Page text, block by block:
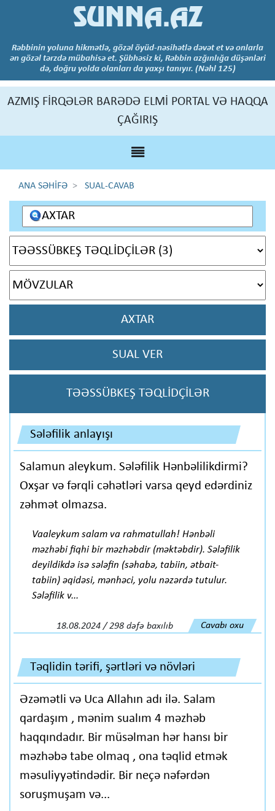
SUNNA.AZ
Rəbbinin yoluna hikmətlə, gözəl öyüd-nəsihətlə dəvət et və onlarla
ən gözəl tərzdə mübahisə et. Şübhəsiz ki, Rəbbin azğınlığa düşənləri
də, doğru yolda olanları da yaxşı tanıyır. (Nəhl 125)
AZMIŞ FİRQƏLƏR BARƏDƏ ELMİ PORTAL VƏ HAQQA
ÇAĞIRIŞ
ANA SƏHİFƏ SUAL-CAVAB
AXTAR
SUAL VER
TƏƏSSÜBKEŞ TƏQLİDÇİLƏR
Sələfilik anlayışı
Salamun aleykum. Sələfilik Hənbəlilikdirmi?
Oxşar və fərqli cəhətləri varsa qeyd edərdiniz
zəhmət olmazsa.
Vaaleykum salam va rahmatullah! Hənbəli
məzhəbi fiqhi bir məzhəbdir (məktəbdir). Sələfilik
deyildikdə isə sələfin (səhabə, tabiin, ətbait-
tabiin) əqidəsi, mənhəci, yolu nəzərdə tutulur.
Sələfilik v...
18.08.2024 / 298 dəfə baxılıb Cavabı oxu
Təqlidin tərifi, şərtləri və növləri
Əzəmətli və Uca Allahın adı ilə. Salam
qardaşım , mənim sualım 4 məzhəb
haqqındadır. Bir müsəlman hər hansı bir
məzhəbə tabe olmaq , ona təqlid etmək
məsuliyyətindədir. Bir neçə nəfərdən
soruşmuşam və...